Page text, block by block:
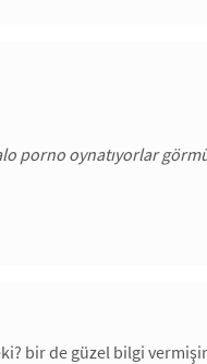
porno oynatıyorlar
bir de güzel bilgi